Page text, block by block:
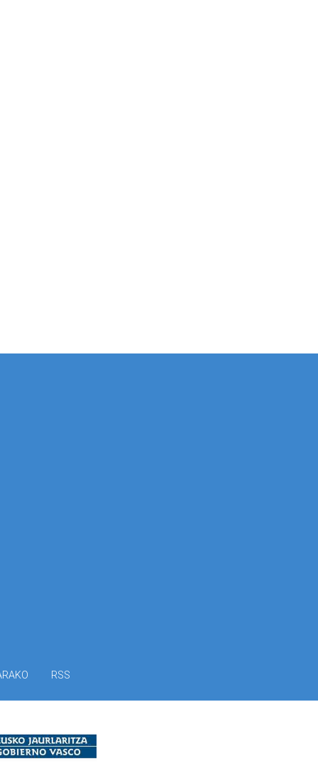
RSS